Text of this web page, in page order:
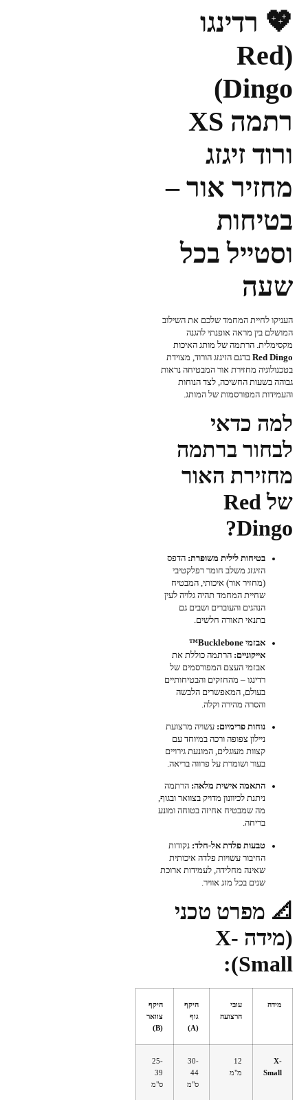
💖 רדינגו
(Red
Dingo)
רתמה XS
ורוד זיגזג
מחזיר אור –
בטיחות
וסטייל בכל
שעה
העניקו לחיית המחמד שלכם את השילוב
המושלם בין מראה אופנתי להגנה
מקסימלית. הרתמה של מותג האיכות
Red Dingo בדגם הזיגזג הורוד, מצוידת
בטכנולוגיה מחזירת אור המבטיחה נראות
גבוהה בשעות החשיכה, לצד הנוחות
והעמידות המפורסמות של המותג.
למה כדאי
לבחור ברתמה
מחזירת האור
של Red
Dingo?
בטיחות לילית משופרת: הדפס
הזיגזג משלב חומר רפלקטיבי
(מחזיר אור) איכותי, המבטיח
שחיית המחמד תהיה גלויה לעין
הנהגים והעוברים ושבים גם
בתנאי תאורה חלשים.
אבזמי Bucklebone™
אייקוניים: הרתמה כוללת את
אבזמי העצם המפורסמים של
רדינגו – מהחזקים והבטיחותיים
בעולם, המאפשרים הלבשה
והסרה מהירה וקלה.
נוחות פרימיום: עשויה מרצועת
ניילון צפופה ורכה במיוחד עם
קצוות מעוגלים, המונעת גירויים
בעור ושומרת על פרווה בריאה.
התאמה אישית מלאה: הרתמה
ניתנת לכיוונון מדויק בצוואר ובגוף,
מה שמבטיח אחיזה בטוחה ומונע
בריחה.
טבעות פלדת אל-חלד: נקודות
החיבור עשויות פלדה איכותית
שאינה מחלידה, לעמידות ארוכת
שנים בכל מזג אוויר.
📐 מפרט טכני
(מידה X-
Small):
מידה
עובי
הרצועה
היקף
גוף
(A)
היקף
צוואר
(B)
X-
Small
12
מ"מ
30-
44
ס"מ
25-
39
ס"מ